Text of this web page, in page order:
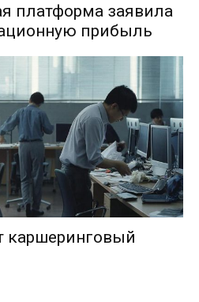
платформа заявила
прибыль
каршеринговый